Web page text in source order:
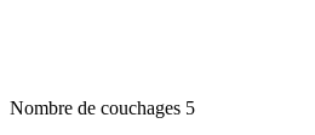
Nombre de couchages 5